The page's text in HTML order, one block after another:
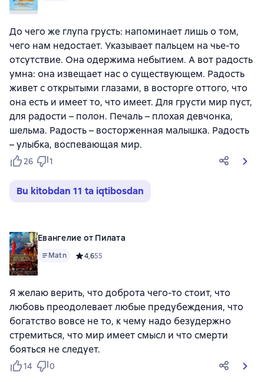
До чего же глупа грусть: напоминает лишь о том,
чего нам недостает. Указывает пальцем на чье-то
отсутствие. Она одержима небытием. А вот радость
умна: она извещает нас о существующем. Радость
живет с открытыми глазами, в восторге оттого, что
она есть и имеет то, что имеет. Для грусти мир пуст,
для радости – полон. Печаль – плохая девчонка,
шельма. Радость – восторженная малышка. Радость
– улыбка, воспевающая мир.
26 1
Bu kitobdan 11 ta iqtibosdan
Евангелие от Пилата
Matn Средний рейтинг 4,6 на основе 55 оценок
4,655
Я желаю верить, что доброта чего-то стоит, что
любовь преодолевает любые предубеждения, что
богатство вовсе не то, к чему надо безудержно
стремиться, что мир имеет смысл и что смерти
бояться не следует.
14 0